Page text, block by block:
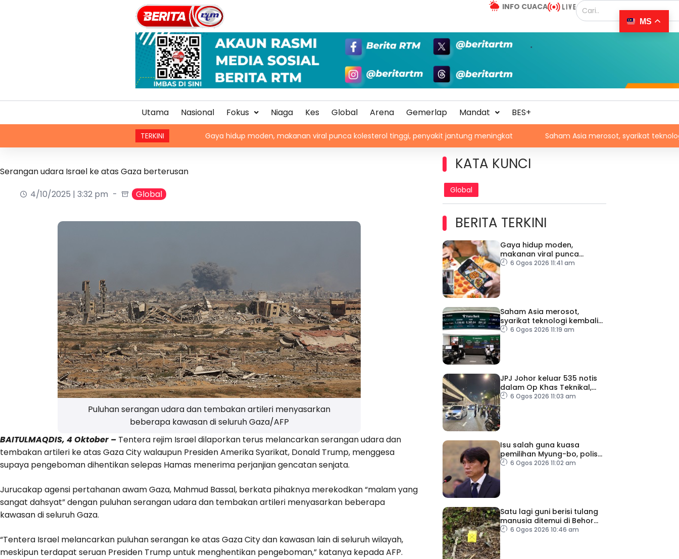
INFO CUACA
Utama Nasional Fokus Niaga Kes Global Arena Gemerlap Mandat BES+
TERKINIGaya hidup moden, makanan viral punca kolesterol tinggi, penyakit jantung meningkat Saham Asia merosot, syarikat teknologi kembali
Serangan udara Israel ke atas Gaza berterusan
4/10/2025 | 3:32 pm
Global
Puluhan serangan udara dan tembakan artileri menyasarkan
beberapa kawasan di seluruh Gaza/AFP
BAITULMAQDIS, 4 Oktober – Tentera rejim Israel dilaporkan terus melancarkan serangan udara dan
tembakan artileri ke atas Gaza City walaupun Presiden Amerika Syarikat, Donald Trump, menggesa
supaya pengeboman dihentikan selepas Hamas menerima perjanjian gencatan senjata.
Jurucakap agensi pertahanan awam Gaza, Mahmud Bassal, berkata pihaknya merekodkan “malam yang
sangat dahsyat” dengan puluhan serangan udara dan tembakan artileri menyasarkan beberapa
kawasan di seluruh Gaza.
“Tentera Israel melancarkan puluhan serangan ke atas Gaza City dan kawasan lain di seluruh wilayah,
meskipun terdapat seruan Presiden Trump untuk menghentikan pengeboman,” katanya kepada AFP.
KATA KUNCI
Global
BERITA TERKINI
Gaya hidup moden,
makanan viral punca
kolesterol tinggi, penyakit
6 Ogos 2026 11:41 am
Saham Asia merosot,
syarikat teknologi kembali
tertekan
6 Ogos 2026 11:19 am
JPJ Johor keluar 535 notis
dalam Op Khas Teknikal,
Lampu HID
6 Ogos 2026 11:03 am
Isu salah guna kuasa
pemilihan Myung-bo, polis
gempur pejabat KFA
6 Ogos 2026 11:02 am
Satu lagi guni berisi tulang
manusia ditemui di Behor
Mali, disiasat sebagai kes
6 Ogos 2026 10:46 am
MS